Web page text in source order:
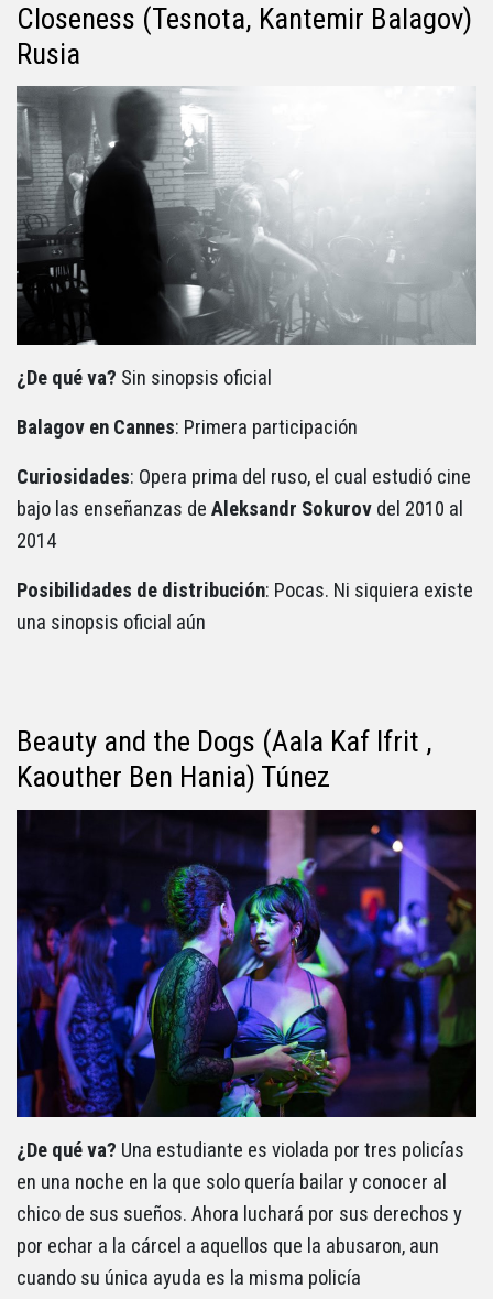
Closeness (Tesnota, Kantemir Balagov)
Rusia
¿De qué va? Sin sinopsis oficial
Balagov en Cannes: Primera participación
Curiosidades: Opera prima del ruso, el cual estudió cine
bajo las enseñanzas de Aleksandr Sokurov del 2010 al
2014
Posibilidades de distribución: Pocas. Ni siquiera existe
una sinopsis oficial aún
Beauty and the Dogs (Aala Kaf Ifrit ,
Kaouther Ben Hania) Túnez
¿De qué va? Una estudiante es violada por tres policías
en una noche en la que solo quería bailar y conocer al
chico de sus sueños. Ahora luchará por sus derechos y
por echar a la cárcel a aquellos que la abusaron, aun
cuando su única ayuda es la misma policía